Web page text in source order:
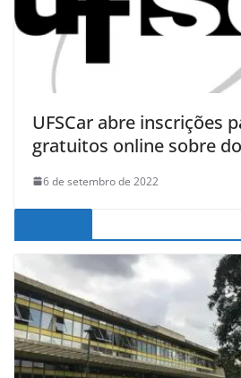
UFSCar abre inscrições
gratuitos online sobre
6 de setembro de 2022